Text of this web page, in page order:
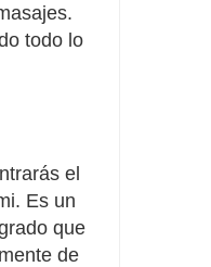
todo lo
el
Es un
que
de